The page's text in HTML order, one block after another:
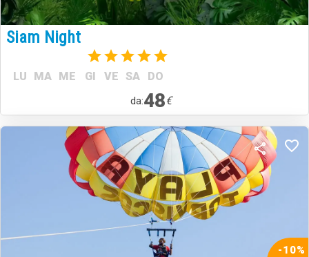
Siam Night
(1)
LU MA ME GI VE SA DO
da:48€
-10%